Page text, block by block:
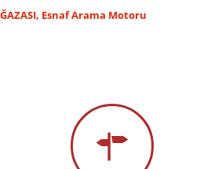
, Esnaf Arama Motoru